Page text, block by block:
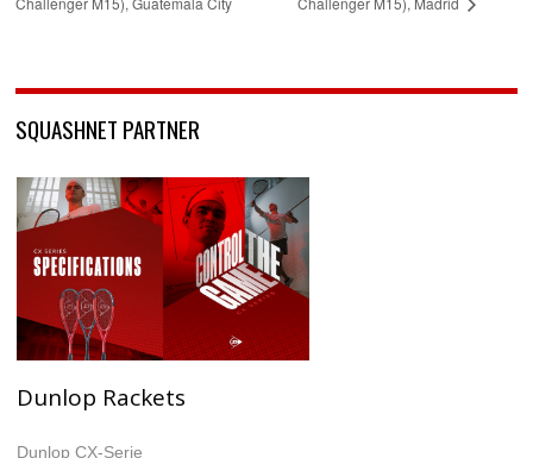
SQUASHNET PARTNER
Dunlop Rackets
Dunlop CX-Serie